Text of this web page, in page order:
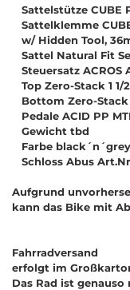
Sattelstütze CUBE
Sattelklemme
w/ Hidden Tool,
Sattel Natural Fit
Steuersatz ACROS
Top Zero-Stack 1 1/
Bottom Zero-Stack
Pedale ACID PP
Gewicht tbd
Farbe black´n´grey
Schloss Abus
Aufgrund
kann das Bike mit
Fahrradversand
erfolgt im
Das Rad ist